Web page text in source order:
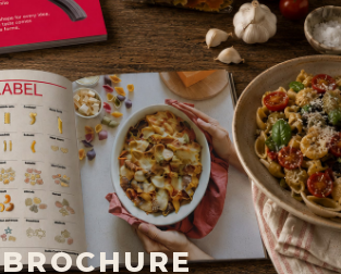
BROCHURE